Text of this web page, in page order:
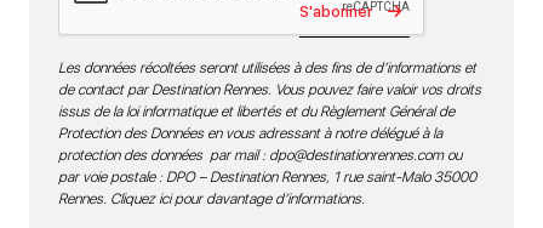
S'abonner
Les données récoltées seront utilisées à des fins de d’informations et
de contact par Destination Rennes. Vous pouvez faire valoir vos droits
issus de la loi informatique et libertés et du Règlement Général de
Protection des Données en vous adressant à notre délégué à la
protection des données par mail : dpo@destinationrennes.comou
par voie postale : DPO – Destination Rennes, 1 rue saint-Malo 35000
Rennes. Cliquez ici pour davantage d’informations.